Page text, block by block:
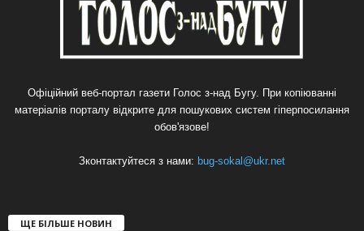
Офіційний веб-портал газети Голос з-над Бугу. При копіюванні
матеріалів порталу відкрите для пошукових систем гіперпосилання
обов'язове!
Зконтактуйтеся з нами: bug-sokal@ukr.net
ЩЕ БІЛЬШЕ НОВИН